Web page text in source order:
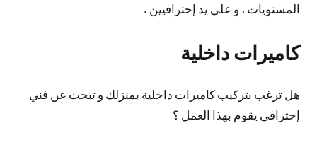
المستويات ، و على يد إحترافيين .
كاميرات داخلية
هل ترغب بتركيب كاميرات داخلية بمنزلك و تبحث عن فني
إحترافي يقوم بهذا العمل ؟